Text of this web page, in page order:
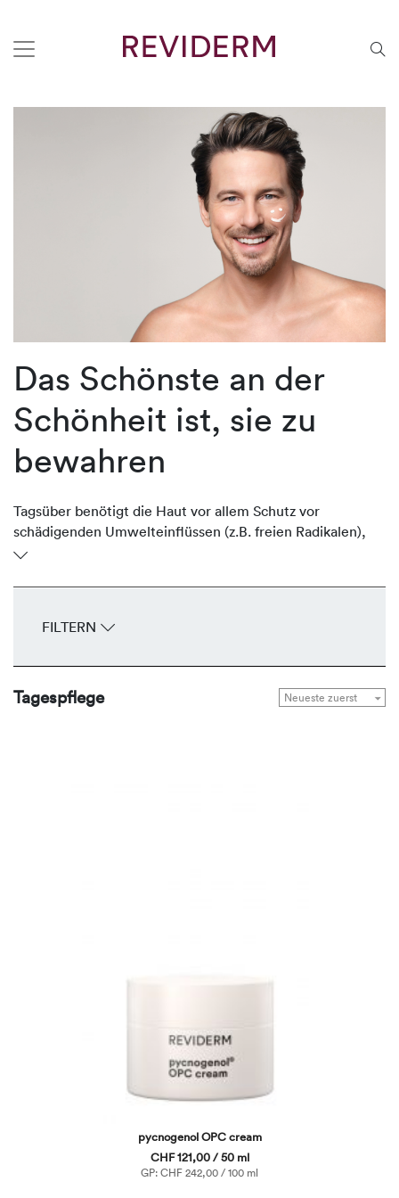
Das Schönste an der
Schönheit ist, sie zu
bewahren
Tagsüber benötigt die Haut vor allem Schutz vor
schädigenden Umwelteinflüssen (z.B. freien Radikalen),
Feuchtigkeitsverlust und Sonneneinstrahlung. Die Cremes
Hautbedürfnis ein und bieten eine überzeugende Anti-
Aktivstoffe, um die Schutzbarriere der Haut zu
FILTERN
Tagespflege
pycnogenol OPC cream
CHF 121,00 / 50 ml
GP: CHF 242,00 / 100 ml